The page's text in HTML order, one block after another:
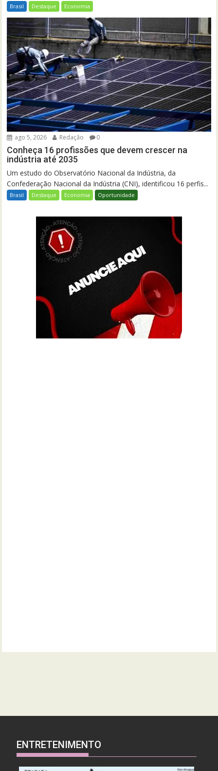
Brasil Destaque Economia
ago 5, 2026 Redação 0
Conheça 16 profissões que devem crescer na
indústria até 2035
Um estudo do Observatório Nacional da Indústria, da
Confederação Nacional da Indústria (CNI), identificou 16 perfis...
Brasil Destaque Economia Oportunidade
ENTRETENIMENTO